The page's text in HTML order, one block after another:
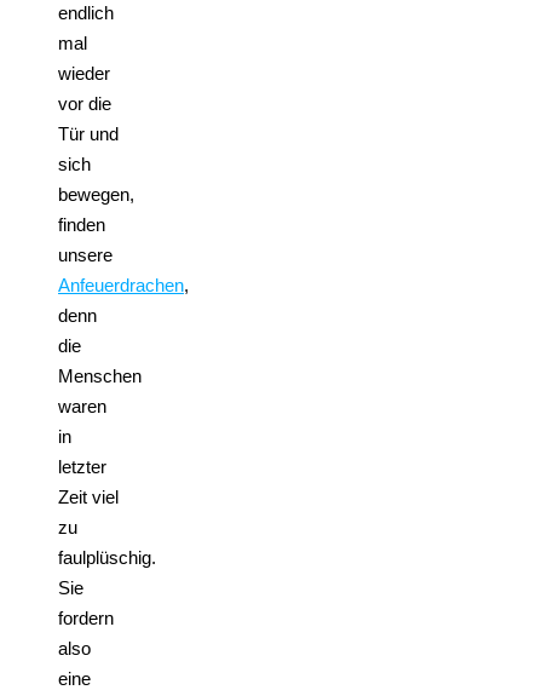
endlich
mal
wieder
vor die
Tür und
sich
bewegen,
finden
unsere
Anfeuerdrachen,
denn
die
Menschen
waren
in
letzter
Zeit viel
zu
faulplüschig.
Sie
fordern
also
eine